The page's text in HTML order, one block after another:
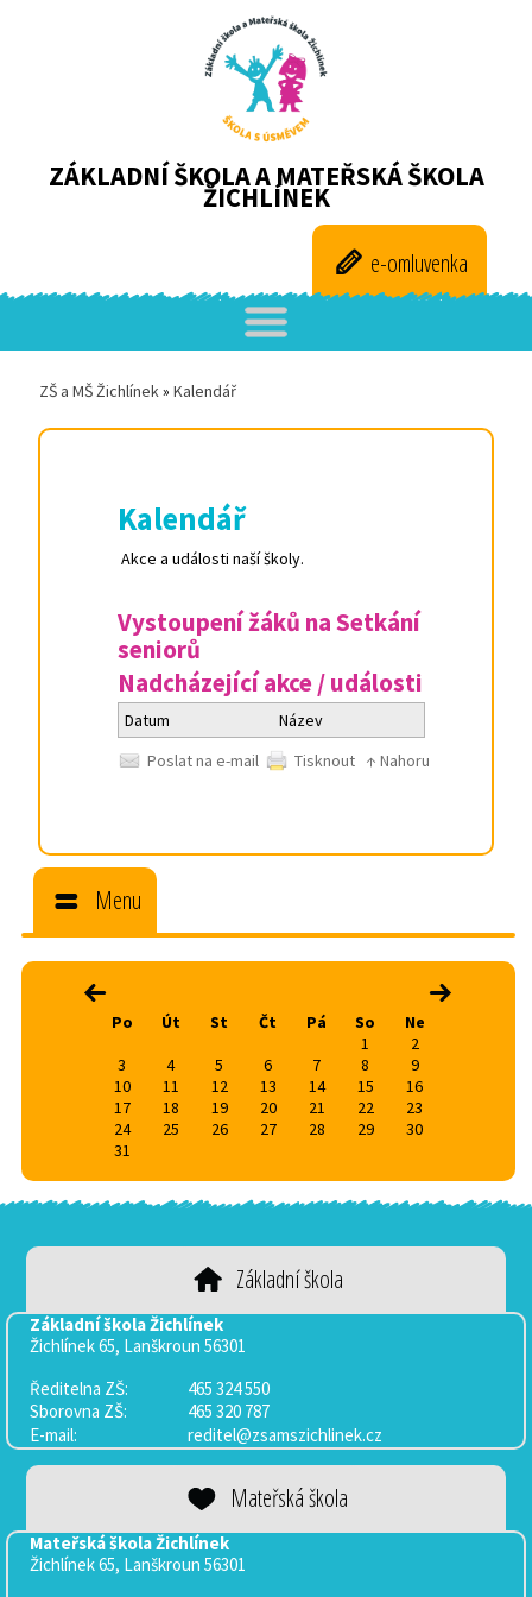
ZÁKLADNÍ ŠKOLA A MATEŘSKÁ ŠKOLA
ŽICHLÍNEK
e-omluvenka
ZŠ a MŠ Žichlínek» Kalendář
Kalendář
Akce a události naší školy.
Vystoupení žáků na Setkání
seniorů
Nadcházející akce / události
Datum
Název
Poslat na e-mail
Tisknout ↑ Nahoru
Menu
‹ ›
Po Út St Čt Pá So
Ne
1
2
3
4 5 6 7 8
9
10
11 12 13 14 15
16
17
18 19 20 21 22
23
24
25 26 27 28 29
30
31
Základní škola
Základní škola Žichlínek
Žichlínek 65, Lanškroun 56301
Ředitelna ZŠ:
465 324 550
Sborovna ZŠ:
465 320 787
E-mail:
reditel@zsamszichlinek.cz
Mateřská škola
Mateřská škola Žichlínek
Žichlínek 65, Lanškroun 56301